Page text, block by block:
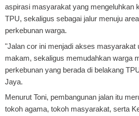
aspirasi masyarakat yang mengeluhkan
TPU, sekaligus sebagai jalur menuju
perkebunan warga.
"Jalan cor ini menjadi akses masyarakat
makam, sekaligus memudahkan warga
perkebunan yang berada di belakang
Jaya.
Menurut Toni, pembangunan jalan itu
tokoh agama, tokoh masyarakat, serta